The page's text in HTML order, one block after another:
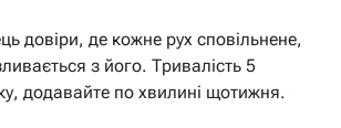
довіри, де кожне рух сповільнене,
з його. Тривалість 5
додавайте по хвилині щотижня.